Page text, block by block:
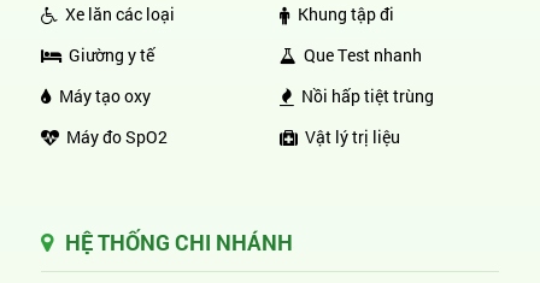
Xe lăn các loại
Giường y tế
Máy tạo oxy
Máy đo SpO2
Khung tập đi
Que Test nhanh
Nồi hấp tiệt trùng
Vật lý trị liệu
HỆ THỐNG CHI NHÁNH